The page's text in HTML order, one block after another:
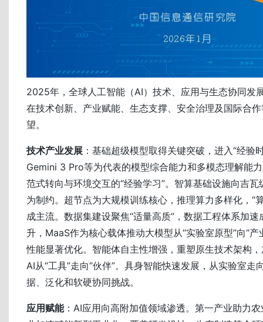
2025年，全球人工智能（AI）技术、应用与生态协同发
在技术创新、产业赋能、生态支撑、安全治理及国际合
望。
技术产业发展 ：基础超级模型取得关键突破，进入“经验
Gemini 3 Pro等为代表的模型综合能力和多模态理解能
范式转向与环境交互的“经验学习”。智算基础设施向吉
为制约。超节点为大规模训练核心，推理算力多样化，“
成主流。数据集建设聚焦“适量高质”，数据工程体系加
升，MaaS作为核心载体推动大模型从“实验室原型”向“
性能显著优化。智能体自主性增强，重塑原生技术架构
AI从“工具”走向“伙伴”。具身智能快速发展，从实验室走
据、泛化和软硬协同挑战。
应用赋能：AI应用向高附加值领域渗透。第一产业助力